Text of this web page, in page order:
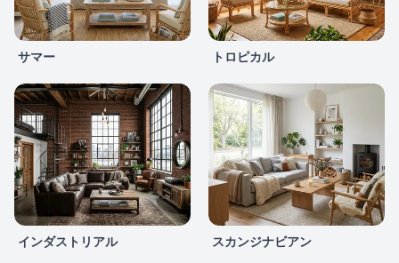
サマー トロピカル
インダストリアル スカンジナビアン